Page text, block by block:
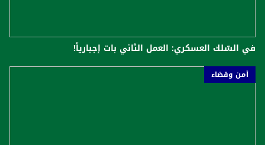
في السّلك العسكري: العمل الثاني بات إجبارياً!
أمن وقضاء